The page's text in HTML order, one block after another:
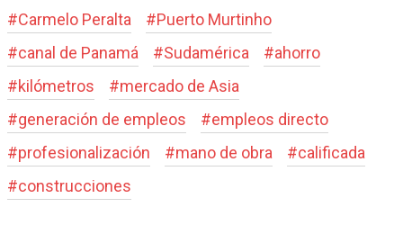
#Carmelo Peralta #Puerto Murtinho
#canal de Panamá #Sudamérica #ahorro
#kilómetros #mercado de Asia
#generación de empleos #empleos directo
#profesionalización #mano de obra #calificada
#construcciones